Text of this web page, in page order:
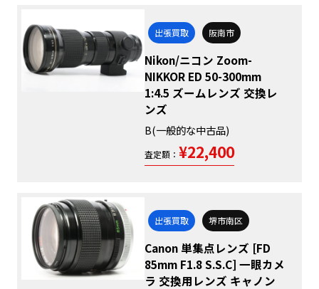
出張買取 阪南市
Nikon/ニコン Zoom-
NIKKOR ED 50-300mm
1:4.5 ズームレンズ 交換レ
ンズ
B(一般的な中古品)
査定額： ¥22,400
出張買取 堺市南区
Canon 単集点レンズ [FD
85mm F1.8 S.S.C] 一眼カメ
ラ 交換用レンズ キャノン